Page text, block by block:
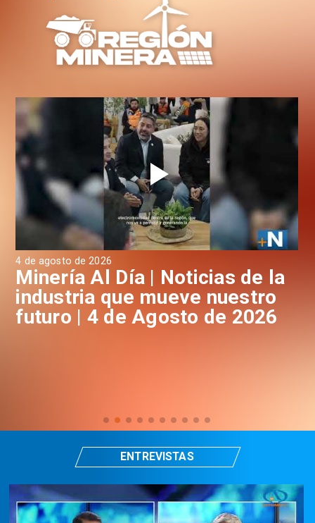
4 de agosto de 2026
Minería Al Día | Noticias de la
industria que mueve nuestro
futuro | 4 de Agosto de 2026
ENTREVISTAS